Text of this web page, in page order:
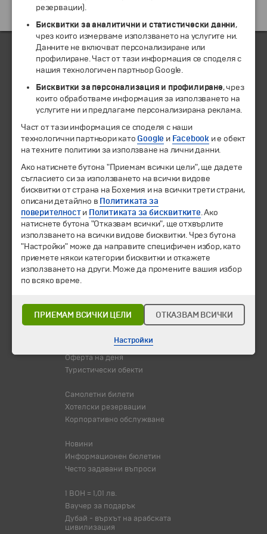
Екскурзии и почивки до Мароко »
ЧЛЕН НА
© 1994-2026 Бохемия ООД.Всички права запазени.
Екскурзии и почивки
Направления
Календар
Всички програми от А до Я
Потвърдени дати
Оферта на деня
Туристически обекти
Самолетни билети
Хотелски резервации
Корпоративно обслужване
Новини
Информационен бюлетин
Често задавани въпроси
1 BOH = 1,01 лв.
Ваучер за подарък
Дубай - върхът на арабската
цивилизация
резервации).
Бисквитки за аналитични и статистически данни,
чрез които измерваме използването на услугите ни.
Данните не включват персонализиране или
профилиране. Част от тази информация се споделя с
нашия технологичен партньор Google.
Бисквитки за персонализация и профилиране, чрез
които обработваме информация за използването на
услугите ни и предлагаме персонализирана реклама.
Част от тази информация се споделя с наши
технологични партньори като Google и Facebook и е обект
на техните политики за използване на лични данни.
Ако натиснете бутона "Приемам всички цели", ще дадете
съгласието си за използването на всички видове
бисквитки от страна на Бохемия и на всички трети страни,
описани детайлно в Политиката за
поверителности Политиката за бисквитките. Ако
натиснете бутона "Отказвам всички", ще отхвърлите
използването на всички видове бисквитки. Чрез бутона
"Настройки" може да направите специфичен избор, като
приемете някои категории бисквитки и откажете
използването на други. Може да промените вашия избор
по всяко време.
ПРИЕМАМ ВСИЧКИ ЦЕЛИ ОТКАЗВАМ ВСИЧКИ
Настройки